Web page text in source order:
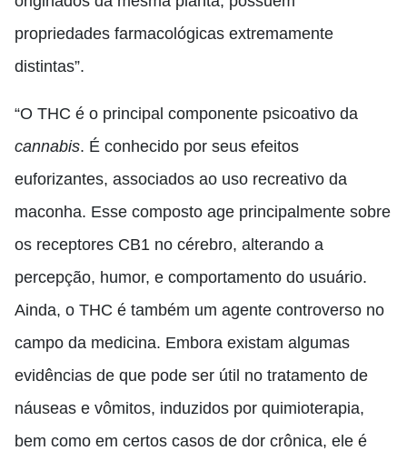
propriedades farmacológicas extremamente
distintas”.
“O THC é o principal componente psicoativo da
cannabis. É conhecido por seus efeitos
euforizantes, associados ao uso recreativo da
maconha. Esse composto age principalmente sobre
os receptores CB1 no cérebro, alterando a
percepção, humor, e comportamento do usuário.
Ainda, o THC é também um agente controverso no
campo da medicina. Embora existam algumas
evidências de que pode ser útil no tratamento de
náuseas e vômitos, induzidos por quimioterapia,
bem como em certos casos de dor crônica, ele é